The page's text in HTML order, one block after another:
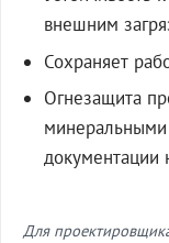
внешним
Сохраняет
Огнезащита
документации
Для